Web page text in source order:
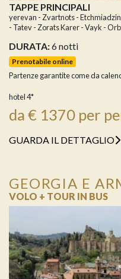
TAPPE PRINCIPALI
yerevan - Zvartnots -
- Tatev - Zorats Karer - Vayk -
DURATA:6 notti
Prenotabile online
Partenze garantite come da
hotel 4*
da € 1370 per
GUARDA IL DETTAGLIO
GEORGIA E
VOLO + TOUR IN BUS